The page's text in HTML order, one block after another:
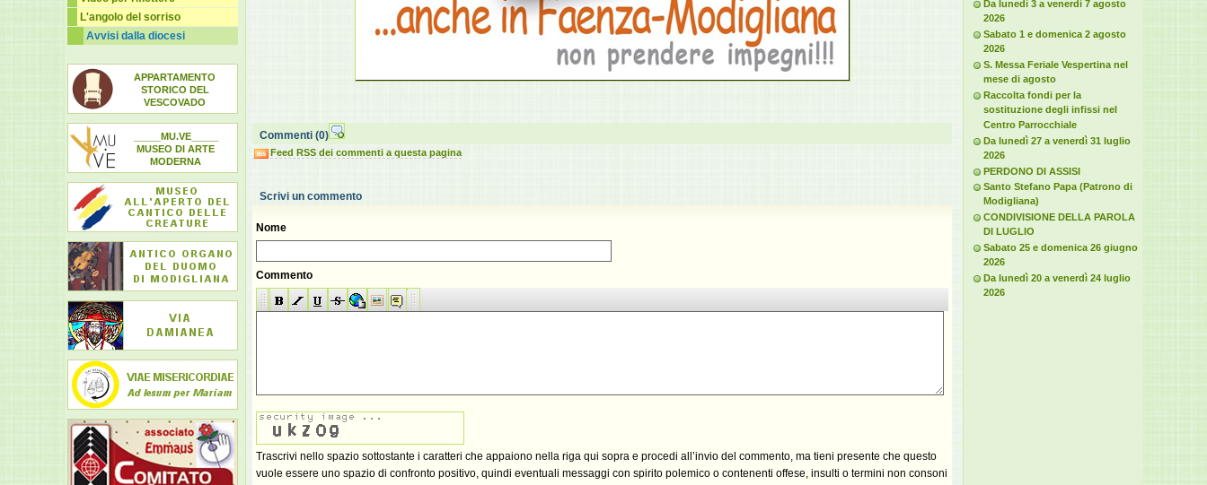
L'angolo del sorriso
Avvisi dalla diocesi
APPARTAMENTO
STORICO DEL
VESCOVADO
_____MU.VE_____
MUSEO DI ARTE
MODERNA
Commenti (0)
Feed RSS dei commenti a questa pagina
Scrivi un commento
Nome
Commento
Trascrivi nello spazio sottostante i caratteri che appaiono nella riga qui sopra e procedi all’invio del commento, ma tieni presente che questo
vuole essere uno spazio di confronto positivo, quindi eventuali messaggi con spirito polemico o contenenti offese, insulti o termini non consoni
Da lunedì 3 a venerdì 7 agosto
2026
Sabato 1 e domenica 2 agosto
2026
S. Messa Feriale Vespertina nel
mese di agosto
Raccolta fondi per la
sostituzione degli infissi nel
Centro Parrocchiale
Da lunedì 27 a venerdì 31 luglio
2026
PERDONO DI ASSISI
Santo Stefano Papa (Patrono di
Modigliana)
CONDIVISIONE DELLA PAROLA
DI LUGLIO
Sabato 25 e domenica 26 giugno
2026
Da lunedì 20 a venerdì 24 luglio
2026